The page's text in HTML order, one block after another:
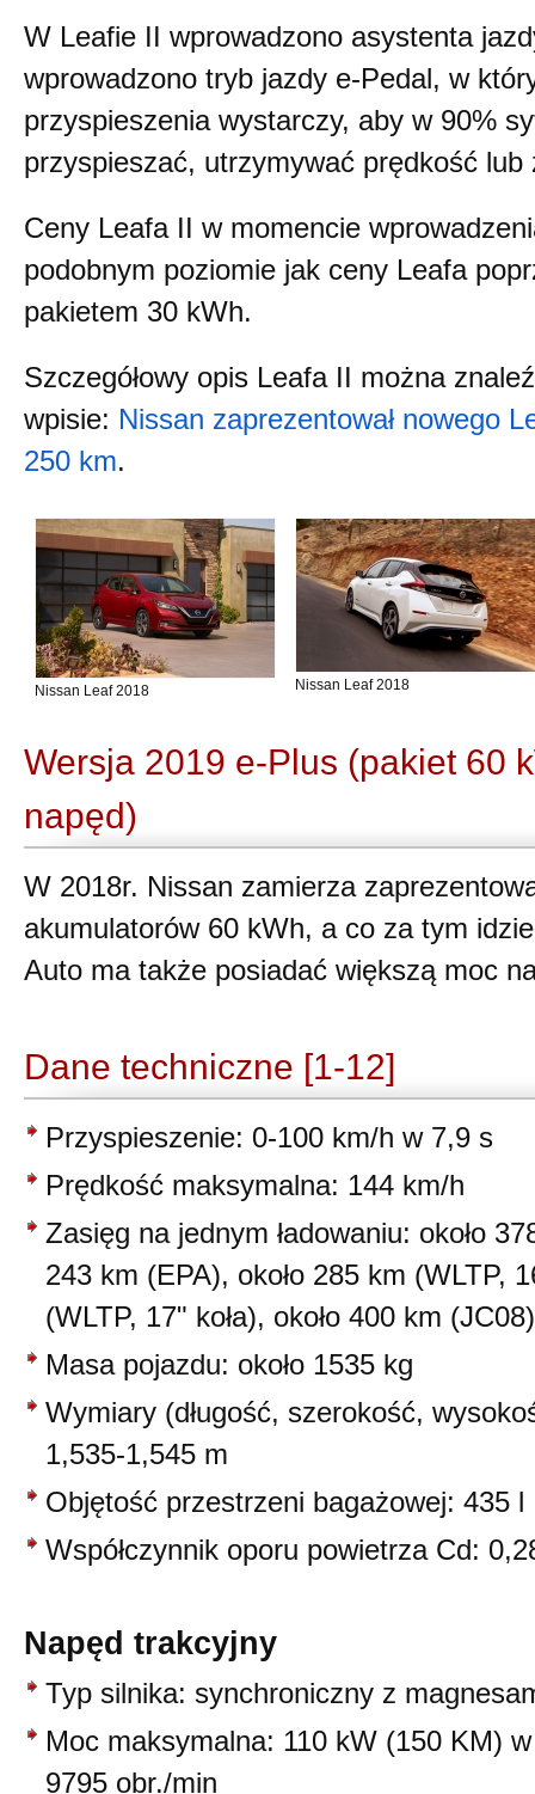
W Leafie II wprowadzono asystenta
wprowadzono tryb jazdy e-Pedal, w
przyspieszenia wystarczy, aby w 90%
przyspieszać, utrzymywać prędkość lub
Ceny Leafa II w momencie
podobnym poziomie jak ceny Leafa
pakietem 30 kWh.
Szczegółowy opis Leafa II można
wpisie: Nissan zaprezentował nowego
250 km.
Nissan Leaf 2018 Nissan Leaf 2018
Wersja 2019 e-Plus (pakiet 60
napęd)
W 2018r. Nissan zamierza
akumulatorów 60 kWh, a co za tym
Auto ma także posiadać większą moc
Dane techniczne [1-12]
Przyspieszenie: 0-100 km/h w 7,9 s
Prędkość maksymalna: 144 km/h
Zasięg na jednym ładowaniu: około
243 km (EPA), około 285 km (WLTP,
(WLTP, 17" koła), około 400 km (JC08)
Masa pojazdu: około 1535 kg
Wymiary (długość, szerokość,
1,535-1,545 m
Objętość przestrzeni bagażowej: 435 l
Współczynnik oporu powietrza Cd:
Napęd trakcyjny
Typ silnika: synchroniczny z
Moc maksymalna: 110 kW (150 KM)
9795 obr./min